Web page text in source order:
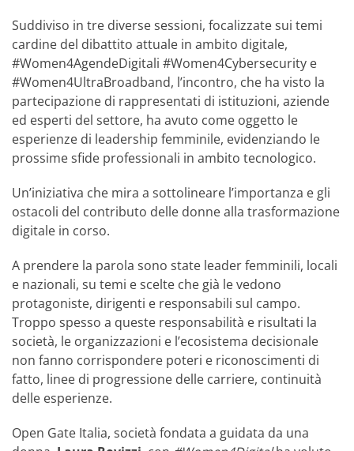
Suddiviso in tre diverse sessioni, focalizzate sui temi
cardine del dibattito attuale in ambito digitale,
#Women4AgendeDigitali #Women4Cybersecurity e
#Women4UltraBroadband, l’incontro, che ha visto la
partecipazione di rappresentati di istituzioni, aziende
ed esperti del settore, ha avuto come oggetto le
esperienze di leadership femminile, evidenziando le
prossime sfide professionali in ambito tecnologico.
Un’iniziativa che mira a sottolineare l’importanza e gli
ostacoli del contributo delle donne alla trasformazione
digitale in corso.
A prendere la parola sono state leader femminili, locali
e nazionali, su temi e scelte che già le vedono
protagoniste, dirigenti e responsabili sul campo.
Troppo spesso a queste responsabilità e risultati la
società, le organizzazioni e l’ecosistema decisionale
non fanno corrispondere poteri e riconoscimenti di
fatto, linee di progressione delle carriere, continuità
delle esperienze.
Open Gate Italia, società fondata a guidata da una